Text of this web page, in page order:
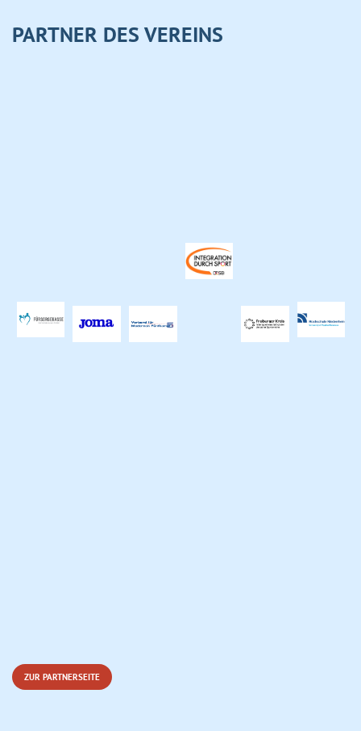
PARTNER DES VEREINS
ZUR PARTNERSEITE